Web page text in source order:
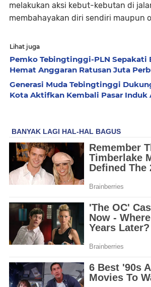
melakukan aksi kebut-kebutan di
membahayakan diri sendiri maupun
Lihat juga
Pemko Tebingtinggi-PLN Sepakati
Hemat Anggaran Ratusan Juta
Generasi Muda Tebingtinggi
Kota Aktifkan Kembali Pasar Induk